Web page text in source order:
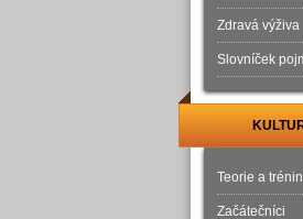
Zdravá výživa
Slovníček
Teorie a
Začátečníci